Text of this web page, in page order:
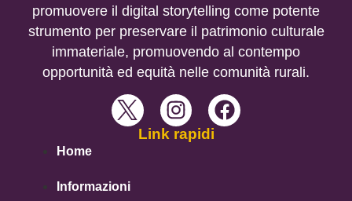
promuovere il digital storytelling come potente
strumento per preservare il patrimonio culturale
immateriale, promuovendo al contempo
opportunità ed equità nelle comunità rurali.
Link rapidi
Home
Informazioni